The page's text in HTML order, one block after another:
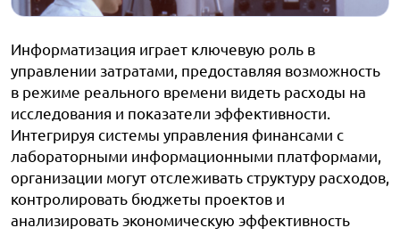
Информатизация играет ключевую роль в
управлении затратами, предоставляя возможность
в режиме реального времени видеть расходы на
исследования и показатели эффективности.
Интегрируя системы управления финансами с
лабораторными информационными платформами,
организации могут отслеживать структуру расходов,
контролировать бюджеты проектов и
анализировать экономическую эффективность